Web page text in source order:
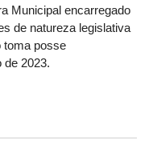
Municipal encarregado
de natureza legislativa
toma posse
de 2023.